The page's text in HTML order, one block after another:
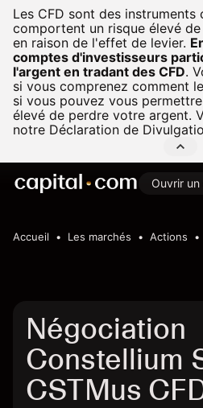
Les CFD sont des instruments
comportent un risque élevé
en raison de l'effet de levier.
comptes d'investisseurs
l'argent en tradant des CFD.
si vous comprenez comment
si vous pouvez vous
élevé de perdre votre argent.
notre Déclaration de
Ouvrir
Accueil Les marchés Actions
Négociation
Constellium
CSTMus